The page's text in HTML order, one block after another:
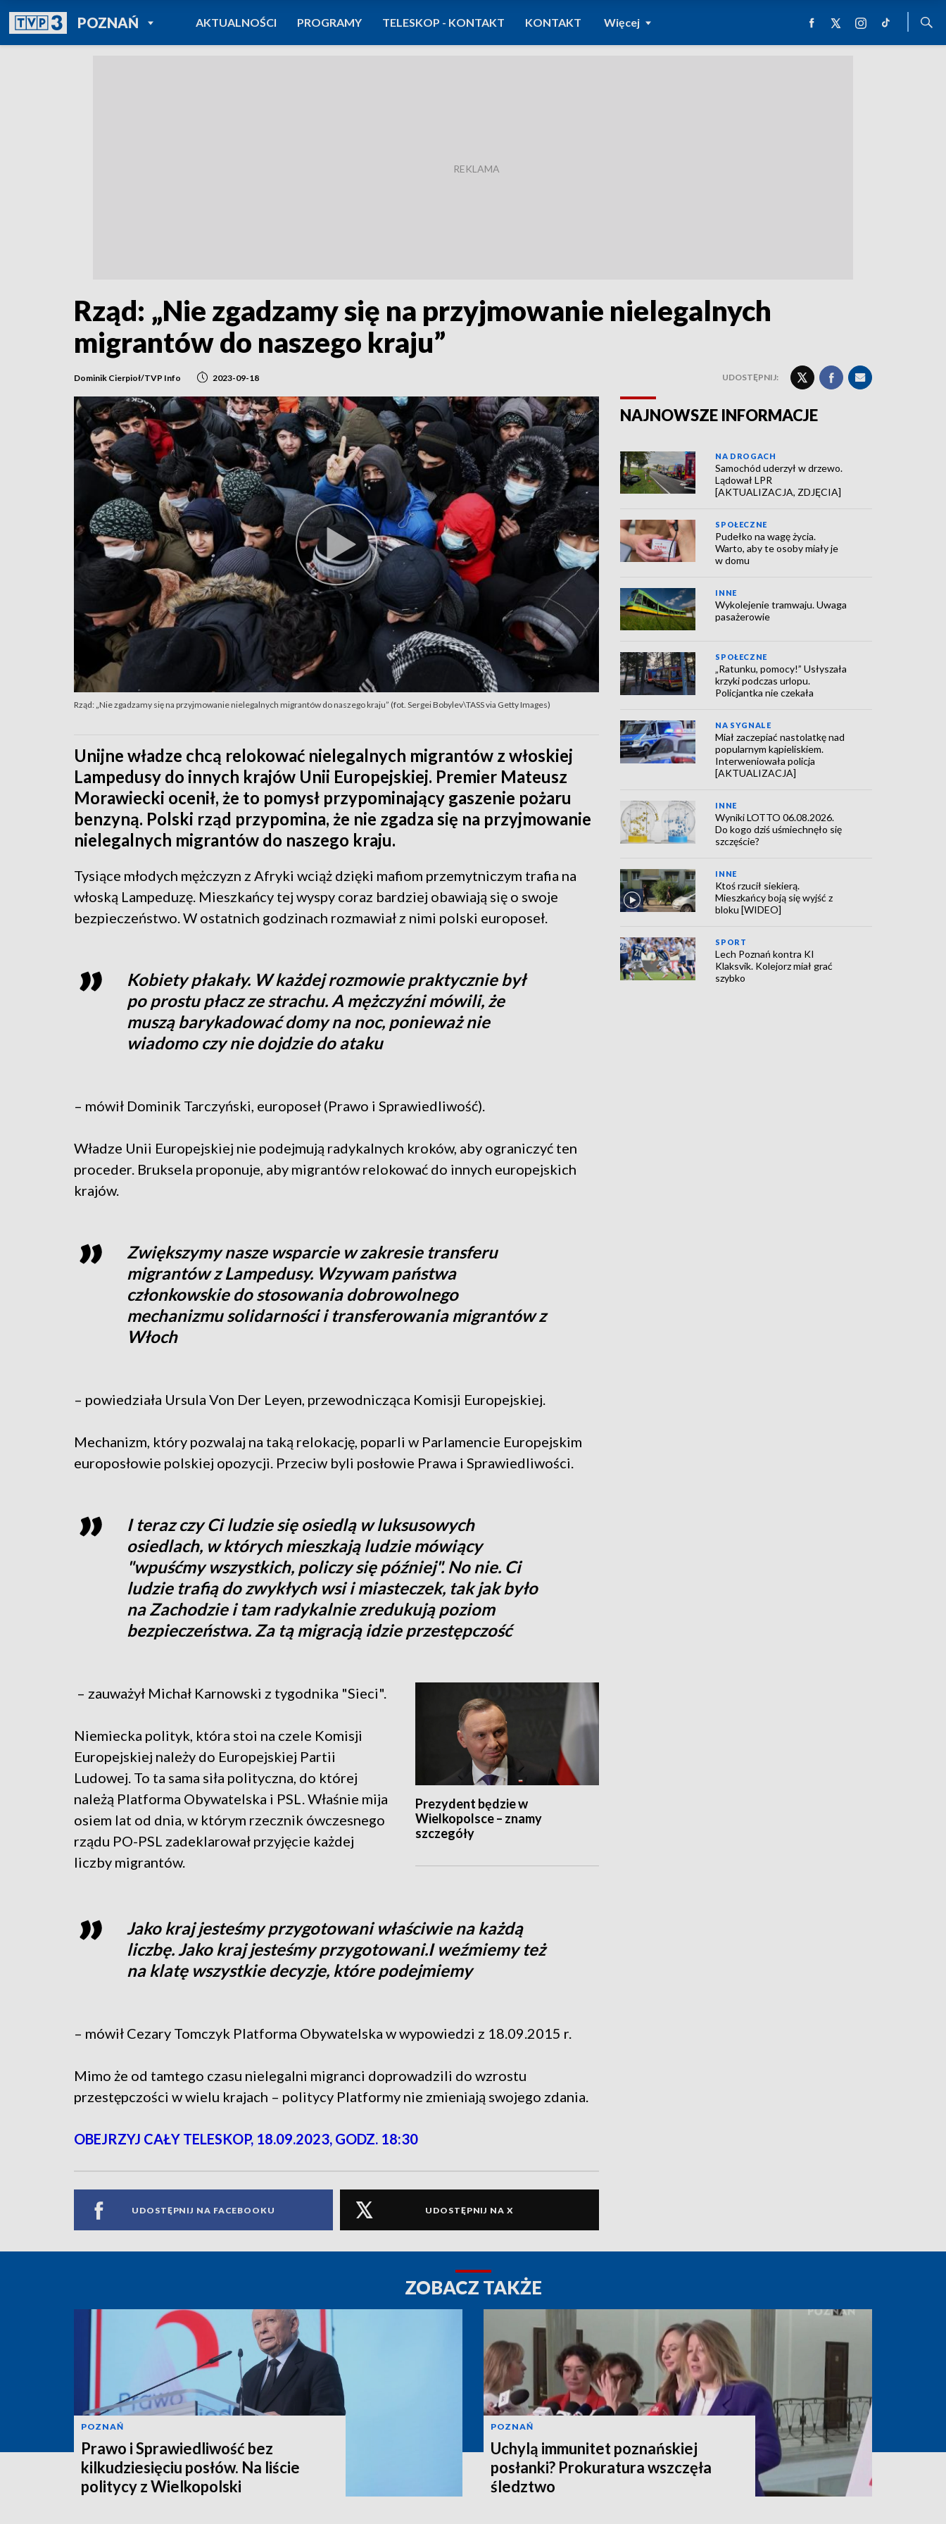
POZNAŃPOWRÓT DO
TVP REGIONY
AKTUALNOŚCI PROGRAMY TELESKOP - KONTAKT KONTAKT Więcej
Rząd: „Nie zgadzamy się na przyjmowanie nielegalnych
migrantów do naszego kraju”
Dominik Cierpioł/TVP Info 2023-09-18 UDOSTĘPNIJ:
Rząd: „Nie zgadzamy się na przyjmowanie nielegalnych migrantów do naszego kraju” (fot. Sergei Bobylev\TASS via Getty Images)
Unijne władze chcą relokować nielegalnych migrantów z włoskiej
Lampedusy do innych krajów Unii Europejskiej. Premier Mateusz
Morawiecki ocenił, że to pomysł przypominający gaszenie pożaru
benzyną. Polski rząd przypomina, że nie zgadza się na przyjmowanie
nielegalnych migrantów do naszego kraju.
Tysiące młodych mężczyzn z Afryki wciąż dzięki mafiom przemytniczym trafia na
włoską Lampeduzę. Mieszkańcy tej wyspy coraz bardziej obawiają się o swoje
bezpieczeństwo. W ostatnich godzinach rozmawiał z nimi polski europoseł.
Kobiety płakały. W każdej rozmowie praktycznie był
po prostu płacz ze strachu. A mężczyźni mówili, że
muszą barykadować domy na noc, ponieważ nie
wiadomo czy nie dojdzie do ataku
– mówił Dominik Tarczyński, europoseł (Prawo i Sprawiedliwość).
Władze Unii Europejskiej nie podejmują radykalnych kroków, aby ograniczyć ten
proceder. Bruksela proponuje, aby migrantów relokować do innych europejskich
krajów.
Zwiększymy nasze wsparcie w zakresie transferu
migrantów z Lampedusy. Wzywam państwa
członkowskie do stosowania dobrowolnego
mechanizmu solidarności i transferowania migrantów z
Włoch
– powiedziała Ursula Von Der Leyen, przewodnicząca Komisji Europejskiej.
Mechanizm, który pozwalaj na taką relokację, poparli w Parlamencie Europejskim
europosłowie polskiej opozycji. Przeciw byli posłowie Prawa i Sprawiedliwości.
I teraz czy Ci ludzie się osiedlą w luksusowych
osiedlach, w których mieszkają ludzie mówiący
"wpuśćmy wszystkich, policzy się później". No nie. Ci
ludzie trafią do zwykłych wsi i miasteczek, tak jak było
na Zachodzie i tam radykalnie zredukują poziom
bezpieczeństwa. Za tą migracją idzie przestępczość
Prezydent będzie w
Wielkopolsce – znamy
szczegóły
– zauważył Michał Karnowski z tygodnika "Sieci".
Niemiecka polityk, która stoi na czele Komisji
Europejskiej należy do Europejskiej Partii
Ludowej. To ta sama siła polityczna, do której
należą Platforma Obywatelska i PSL. Właśnie mija
osiem lat od dnia, w którym rzecznik ówczesnego
rządu PO-PSL zadeklarował przyjęcie każdej
liczby migrantów.
Jako kraj jesteśmy przygotowani właściwie na każdą
liczbę. Jako kraj jesteśmy przygotowani.I weźmiemy też
na klatę wszystkie decyzje, które podejmiemy
– mówił Cezary Tomczyk Platforma Obywatelska w wypowiedzi z 18.09.2015 r.
Mimo że od tamtego czasu nielegalni migranci doprowadzili do wzrostu
przestępczości w wielu krajach – politycy Platformy nie zmieniają swojego zdania.
OBEJRZYJ CAŁY TELESKOP, 18.09.2023, GODZ. 18:30
UDOSTĘPNIJ NA FACEBOOKU UDOSTĘPNIJ NA X
NAJNOWSZE INFORMACJE
NA DROGACH
Samochód uderzył w drzewo.
Lądował LPR
[AKTUALIZACJA, ZDJĘCIA]
SPOŁECZNE
Pudełko na wagę życia.
Warto, aby te osoby miały je
w domu
INNE
Wykolejenie tramwaju. Uwaga
pasażerowie
SPOŁECZNE
„Ratunku, pomocy!” Usłyszała
krzyki podczas urlopu.
Policjantka nie czekała
NA SYGNALE
Miał zaczepiać nastolatkę nad
popularnym kąpieliskiem.
Interweniowała policja
[AKTUALIZACJA]
INNE
Wyniki LOTTO 06.08.2026.
Do kogo dziś uśmiechnęło się
szczęście?
INNE
Ktoś rzucił siekierą.
Mieszkańcy boją się wyjść z
bloku [WIDEO]
SPORT
Lech Poznań kontra KI
Klaksvik. Kolejorz miał grać
szybko
ZOBACZ TAKŻE
POZNAŃ
Prawo i Sprawiedliwość bez
kilkudziesięciu posłów. Na liście
politycy z Wielkopolski
POZNAŃ
Uchylą immunitet poznańskiej
posłanki? Prokuratura wszczęła
śledztwo